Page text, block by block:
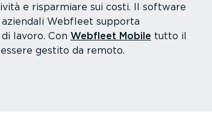
e risparmiare sui costi. Il software
Webfleet supporta
lavoro. Con Webfleet Mobile tutto il
gestito da remoto.